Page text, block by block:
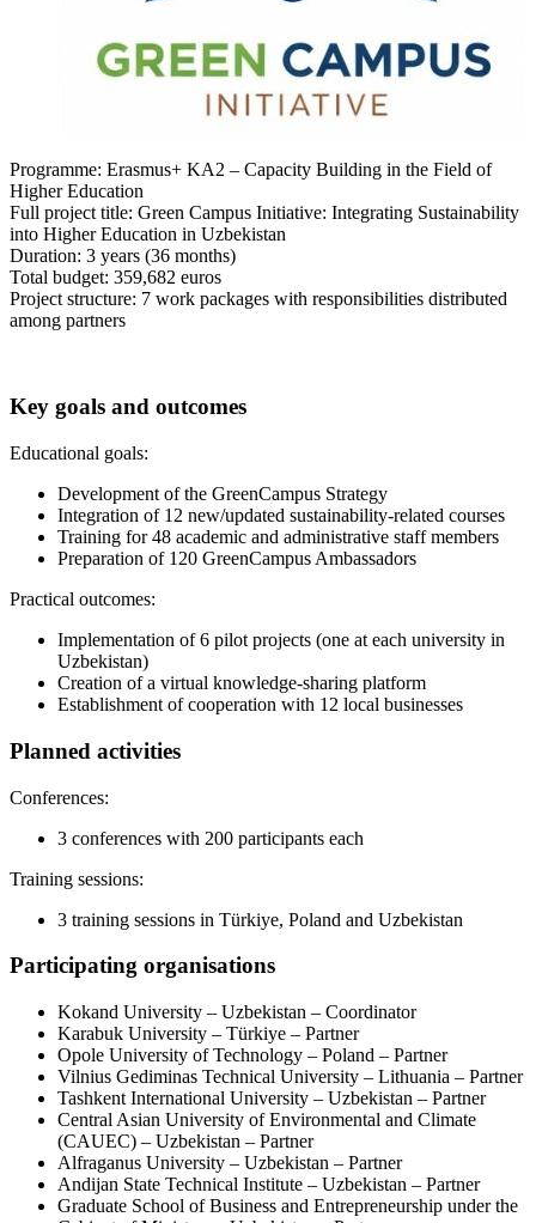
Programme: Erasmus+ KA2 – Capacity Building in the Field of
Higher Education
Full project title: Green Campus Initiative: Integrating Sustainability
into Higher Education in Uzbekistan
Duration: 3 years (36 months)
Total budget: 359,682 euros
Project structure: 7 work packages with responsibilities distributed
among partners
Key goals and outcomes
Educational goals:
Development of the GreenCampus Strategy
Integration of 12 new/updated sustainability-related courses
Training for 48 academic and administrative staff members
Preparation of 120 GreenCampus Ambassadors
Practical outcomes:
Implementation of 6 pilot projects (one at each university in
Uzbekistan)
Creation of a virtual knowledge-sharing platform
Establishment of cooperation with 12 local businesses
Planned activities
Conferences:
3 conferences with 200 participants each
Training sessions:
3 training sessions in Türkiye, Poland and Uzbekistan
Participating organisations
Kokand University – Uzbekistan – Coordinator
Karabuk University – Türkiye – Partner
Opole University of Technology – Poland – Partner
Vilnius Gediminas Technical University – Lithuania – Partner
Tashkent International University – Uzbekistan – Partner
Central Asian University of Environmental and Climate
(CAUEC) – Uzbekistan – Partner
Alfraganus University – Uzbekistan – Partner
Andijan State Technical Institute – Uzbekistan – Partner
Graduate School of Business and Entrepreneurship under the